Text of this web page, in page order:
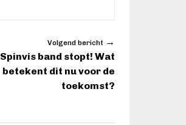
Volgend bericht →
Spinvis band stopt! Wat
betekent dit nu voor de
toekomst?